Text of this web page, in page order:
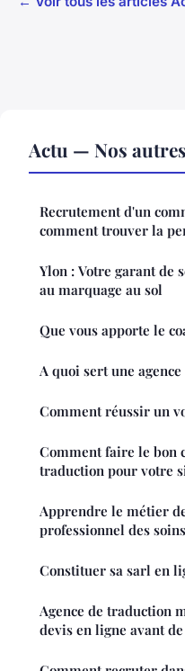
Actu — Nos
Recrutement d'un
comment trouver la
Ylon : Votre garant de
au marquage au sol
Que vous apporte le
A quoi sert une
Comment réussir un
Comment faire le bon
traduction pour votre
Apprendre le métier
professionnel des
Constituer sa sarl en
Agence de traduction
devis en ligne avant